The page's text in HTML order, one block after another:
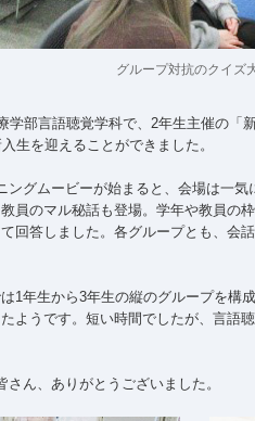
グループ対抗のクイズ
学部言語聴覚学科で、2年生主催の「
生を迎えることができました。
ングムービーが始まると、会場は一
員のマル秘話も登場。学年や教員の
回答しました。各グループとも、会
1年生から3年生の縦のグループを構
ようです。短い時間でしたが、言語
ん、ありがとうございました。